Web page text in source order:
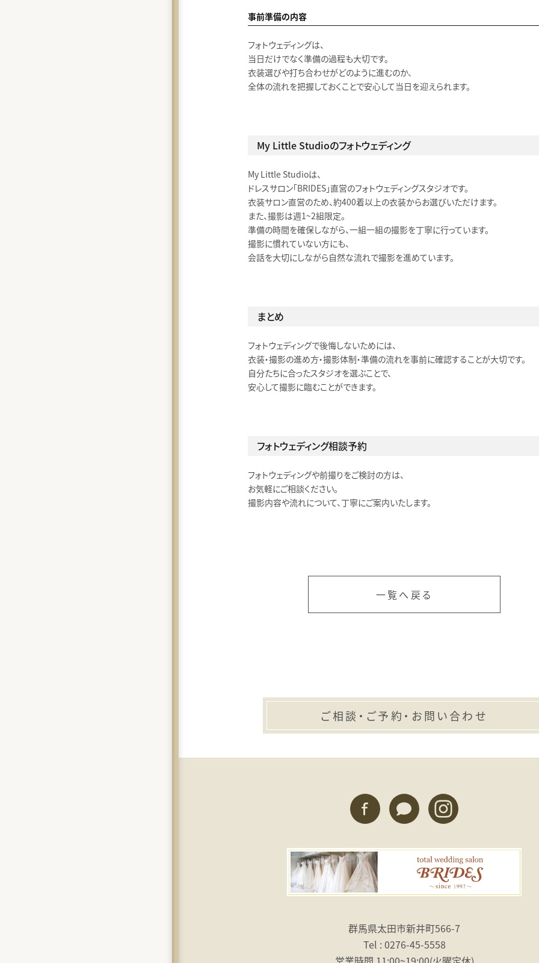
事前準備の内容
フォトウェディングは、
当日だけでなく準備の過程も大切です。
衣装選びや打ち合わせがどのように進むのか、
全体の流れを把握しておくことで安心して当日を迎えられます。
My Little Studioのフォトウェディング
My Little Studioは、
ドレスサロン「BRIDES」直営のフォトウェディングスタジオです。
衣装サロン直営のため、約400着以上の衣装からお選びいただけます。
また、撮影は週1〜2組限定。
準備の時間を確保しながら、一組一組の撮影を丁寧に行っています。
撮影に慣れていない方にも、
会話を大切にしながら自然な流れで撮影を進めています。
まとめ
フォトウェディングで後悔しないためには、
衣装・撮影の進め方・撮影体制・準備の流れを事前に確認することが大切です。
自分たちに合ったスタジオを選ぶことで、
安心して撮影に臨むことができます。
フォトウェディング相談予約
フォトウェディングや前撮りをご検討の方は、
お気軽にご相談ください。
撮影内容や流れについて、丁寧にご案内いたします。
一覧へ戻る
ご相談・ご予約・お問い合わせ
群馬県太田市新井町566-7
Tel : 0276-45-5558